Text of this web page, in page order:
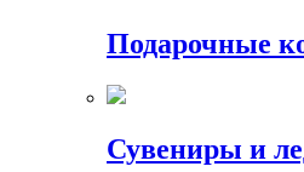
Подарочные
Сувениры и